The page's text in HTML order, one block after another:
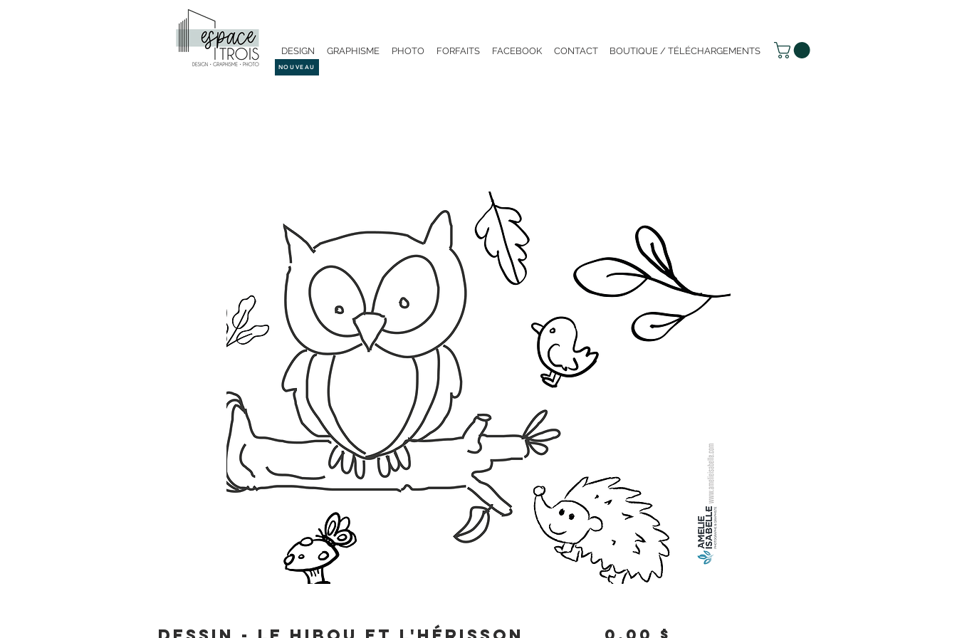
DESIGN GRAPHISME PHOTO FORFAITS FACEBOOK CONTACT BOUTIQUE / TÉLÉCHARGEMENTS
NOUVEAU